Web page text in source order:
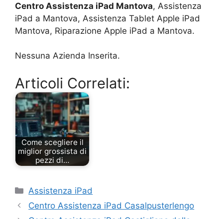
Centro Assistenza iPad Mantova, Assistenza
iPad a Mantova, Assistenza Tablet Apple iPad
Mantova, Riparazione Apple iPad a Mantova.
Nessuna Azienda Inserita.
Articoli Correlati:
Come scegliere il
miglior grossista di
pezzi di…
Categorie
Assistenza iPad
Centro Assistenza iPad Casalpusterlengo